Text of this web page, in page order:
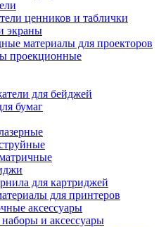
ценников и таблички
экраны
материалы для проекторов
проекционные
для бейджей
бумаг
для картриджей
для принтеров
аксессуары
и аксессуары